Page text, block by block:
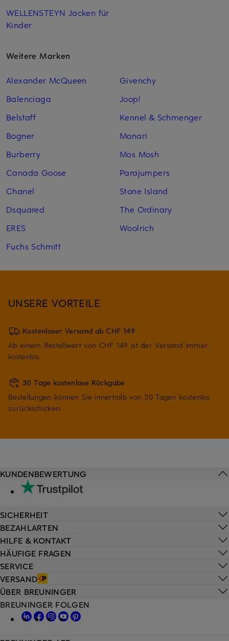
WELLENSTEYN Jacken für
Kinder
Weitere Marken
Alexander McQueen
Balenciaga
Belstaff
Bogner
Burberry
Canada Goose
Chanel
Dsquared
ERES
Fuchs Schmitt
Givenchy
Joop!
Kennel & Schmenger
Monari
Mos Mosh
Parajumpers
Stone Island
The Ordinary
Woolrich
UNSERE VORTEILE
Kostenloser Versand ab CHF 149
Ab einem Bestellwert von CHF 149 ist der Versand immer
kostenlos.
30 Tage kostenlose Rückgabe
Bestellungen können Sie innerhalb von 30 Tagen kostenlos
zurückschicken.
HILFE & KONTAKT
HÄUFIGE FRAGEN
SERVICE
VERSAND
KUNDENBEWERTUNG
SICHERHEIT
BEZAHLARTEN
ÜBER BREUNINGER
BREUNINGER FOLGEN